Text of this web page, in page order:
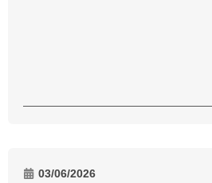
03/06/2026